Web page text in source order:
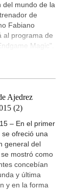
del mundo de la
de
Fabiano
al programa de
Magic".
Ajedrez
(2)
– En el primer
se ofreció una
general del
mostró como
concebían
y última
y en la forma